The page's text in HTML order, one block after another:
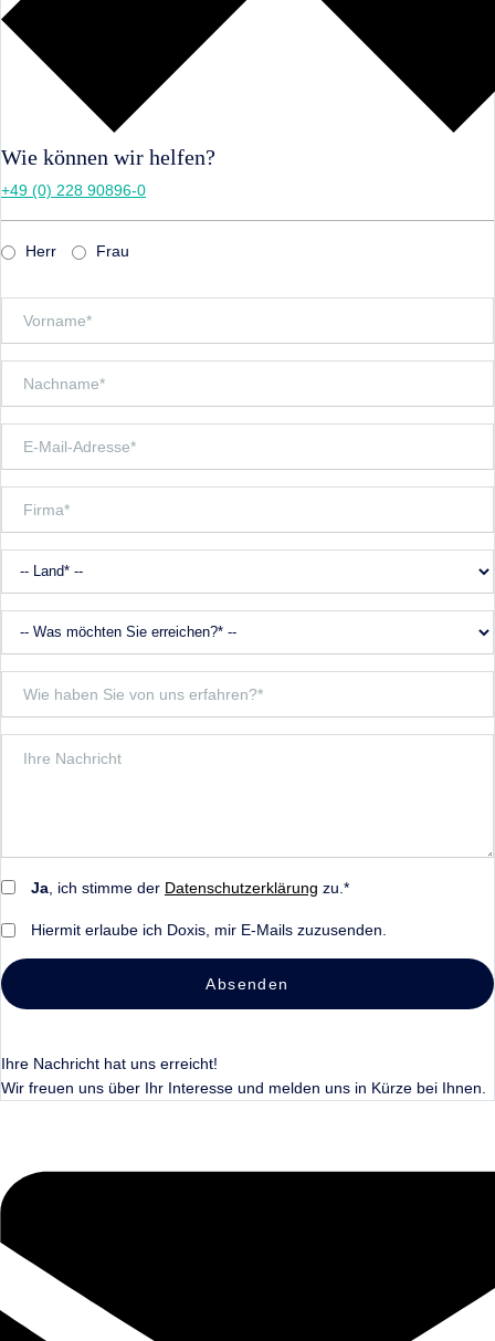
Wie können wir helfen?
+49 (0) 228 90896-0
Herr Frau
Ja , ich stimme der Datenschutzerklärung zu.*
Hiermit erlaube ich Doxis, mir E-Mails zuzusenden.
Absenden
Ihre Nachricht hat uns erreicht!
Wir freuen uns über Ihr Interesse und melden uns in Kürze bei Ihnen.